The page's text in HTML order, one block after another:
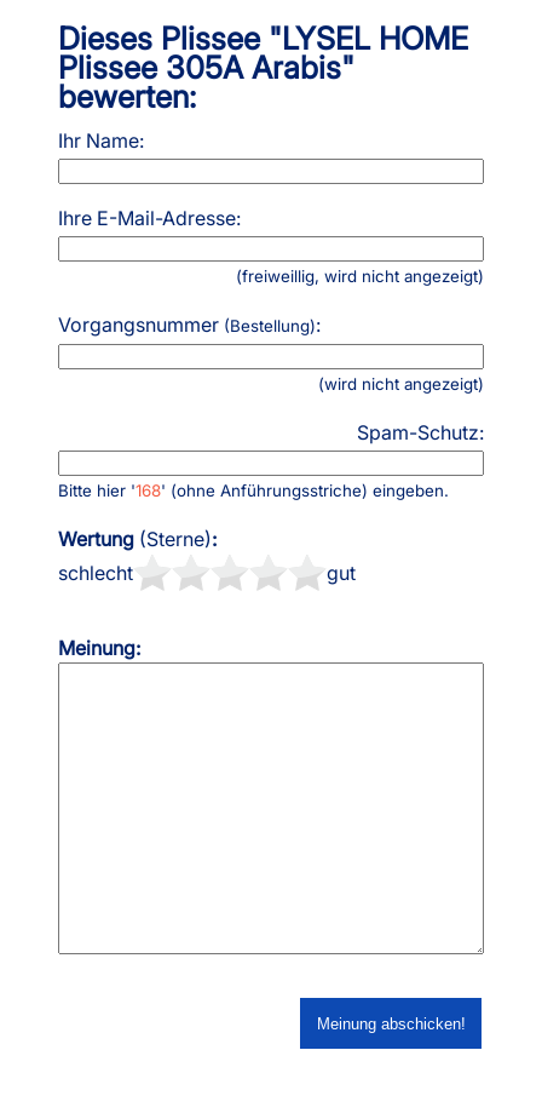
Dieses Plissee "LYSEL HOME
Plissee 305A Arabis"
bewerten:
Ihr Name:
Ihre E-Mail-Adresse:
(freiweillig, wird nicht angezeigt)
Vorgangsnummer (Bestellung):
(wird nicht angezeigt)
Spam-Schutz:
Bitte hier '168' (ohne Anführungsstriche) eingeben.
Wertung (Sterne):
schlecht
gut
Meinung: